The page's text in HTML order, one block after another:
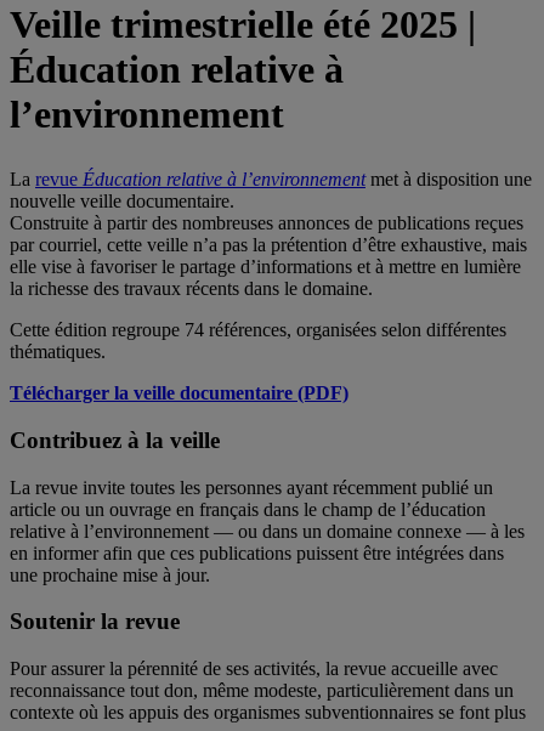
Veille trimestrielle été 2025 |
Éducation relative à
l’environnement
La revue Éducation relative à l’environnementmet à disposition une
nouvelle veille documentaire.
Construite à partir des nombreuses annonces de publications reçues
par courriel, cette veille n’a pas la prétention d’être exhaustive, mais
elle vise à favoriser le partage d’informations et à mettre en lumière
la richesse des travaux récents dans le domaine.
Cette édition regroupe 74 références, organisées selon différentes
thématiques.
Télécharger la veille documentaire (PDF)
Contribuez à la veille
La revue invite toutes les personnes ayant récemment publié un
article ou un ouvrage en français dans le champ de l’éducation
relative à l’environnement — ou dans un domaine connexe — à les
en informer afin que ces publications puissent être intégrées dans
une prochaine mise à jour.
Soutenir la revue
Pour assurer la pérennité de ses activités, la revue accueille avec
reconnaissance tout don, même modeste, particulièrement dans un
contexte où les appuis des organismes subventionnaires se font plus